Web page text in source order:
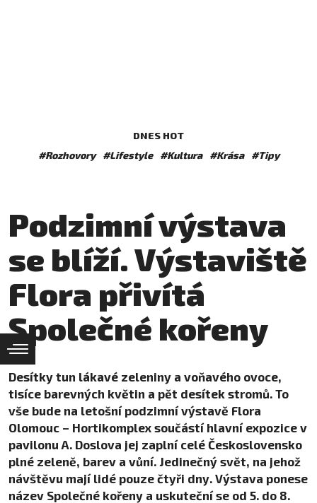
DNES HOT
#Rozhovory
#Lifestyle #Kultura #Krása #Tipy
Podzimní výstava
se blíží. Výstaviště
Flora přivítá
Společné kořeny
Desítky tun lákavé zeleniny a voňavého ovoce,
tisíce barevných květin a pět desítek stromů. To
vše bude na letošní podzimní výstavě Flora
Olomouc – Hortikomplex součástí hlavní expozice v
pavilonu A. Doslova jej zaplní celé Československo
plné zeleně, barev a vůní. Jedinečný svět, na jehož
návštěvu mají lidé pouze čtyři dny. Výstava ponese
název Společné kořeny a uskuteční se od 5. do 8.